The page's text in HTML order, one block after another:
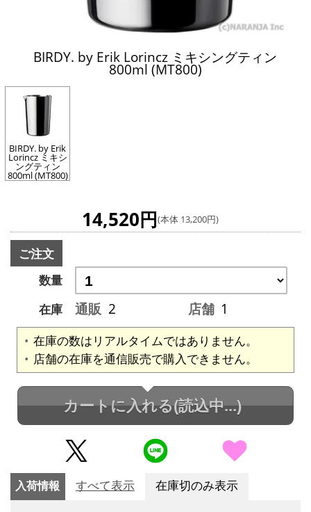
BIRDY. by Erik Lorincz ミキシングティン
800ml (MT800)
BIRDY. by Erik
Lorincz ミキシ
ングティン
800ml (MT800)
14,520円(本体 13,200円)
ご注文
数量
在庫
通販 2 店舗 1
在庫の数はリアルタイムではありません。
店舗の在庫を通信販売で購入できません。
カートに入れる(読込中...)
入荷情報 すべて表示 在庫切のみ表示